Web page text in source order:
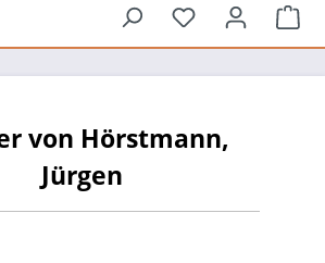
Du hast 0
von Hörstmann,
Jürgen